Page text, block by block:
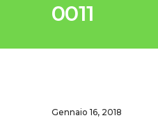
0011
Gennaio 16, 2018